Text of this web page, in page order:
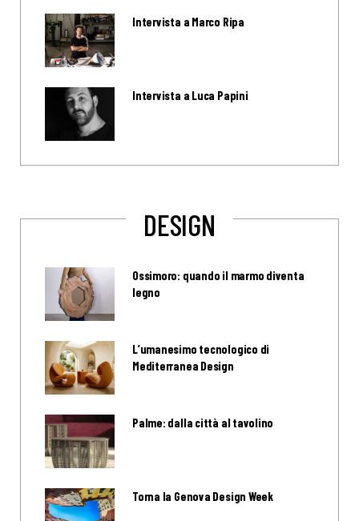
Intervista a Marco Ripa
Intervista a Luca Papini
DESIGN
Ossimoro: quando il marmo diventa
legno
L’umanesimo tecnologico di
Mediterranea Design
Palme: dalla città al tavolino
Torna la Genova Design Week